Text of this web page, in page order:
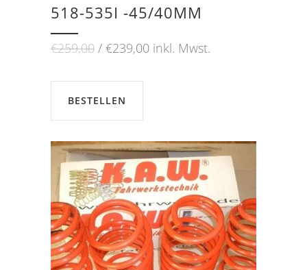
518-535I -45/40MM
€259,00Ursprünglicher
€259,00
€239,00Aktueller
inkl. Mwst.
BESTELLEN